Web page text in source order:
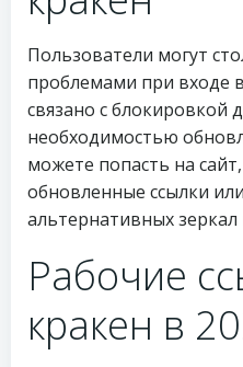
Пользователи могут
проблемами при входе
связано с блокировкой
необходимостью
можете попасть на
обновленные ссылки
альтернативных
Рабочие
кракен в